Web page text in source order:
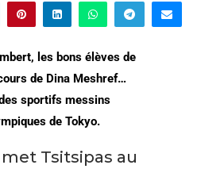
les bons élèves de
de Dina Meshref…
sportifs messins
de Tokyo.
Tsitsipas au